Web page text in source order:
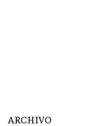
ARCHIVO